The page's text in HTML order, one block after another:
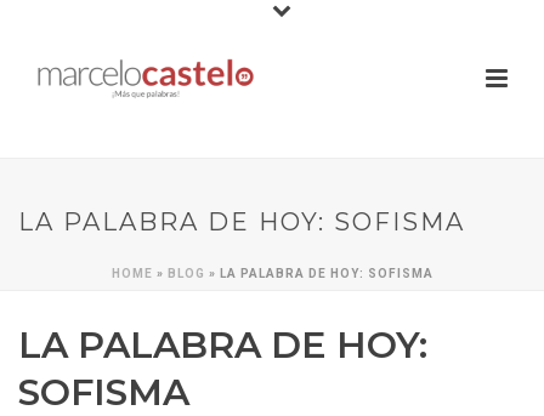
LA PALABRA DE HOY: SOFISMA
HOME » BLOG » LA PALABRA DE HOY: SOFISMA
LA PALABRA DE HOY:
SOFISMA